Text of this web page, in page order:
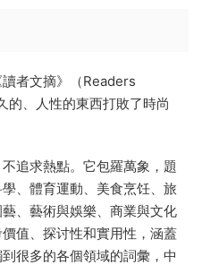
者文摘》（Readers
的、人性的東西打敗了時尚
追求熱點。它包羅萬象，題
、體育運動、美食烹饪、旅
、藝術與娛樂、商業與文化
值、探讨性和實用性，涵蓋
很多的各個領域的詞彙，中